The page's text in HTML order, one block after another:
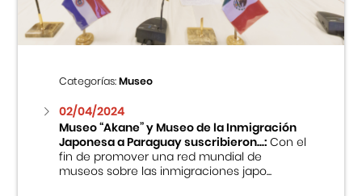
Categorías:Museo
02/04/2024
Museo “Akane” y Museo de la Inmigración
Japonesa a Paraguay suscribieron...:Con el
fin de promover una red mundial de
museos sobre las inmigraciones japo...